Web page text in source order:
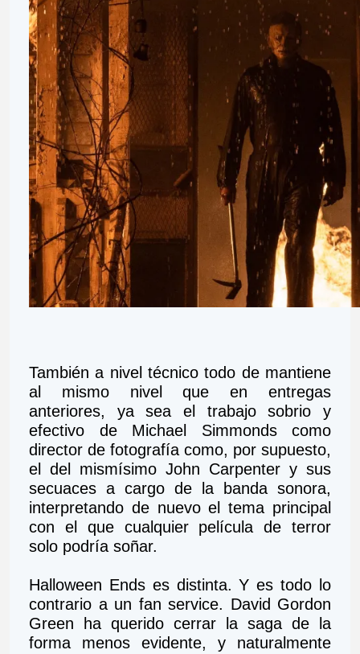
También a nivel técnico todo de mantiene
al mismo nivel que en entregas
anteriores, ya sea el trabajo sobrio y
efectivo de Michael Simmonds como
director de fotografía como, por supuesto,
el del mismísimo John Carpenter y sus
secuaces a cargo de la banda sonora,
interpretando de nuevo el tema principal
con el que cualquier película de terror
solo podría soñar.
Halloween Ends es distinta. Y es todo lo
contrario a un fan service. David Gordon
Green ha querido cerrar la saga de la
forma menos evidente, y naturalmente